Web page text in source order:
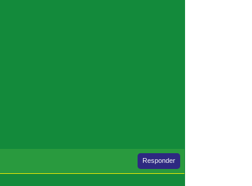
Responder